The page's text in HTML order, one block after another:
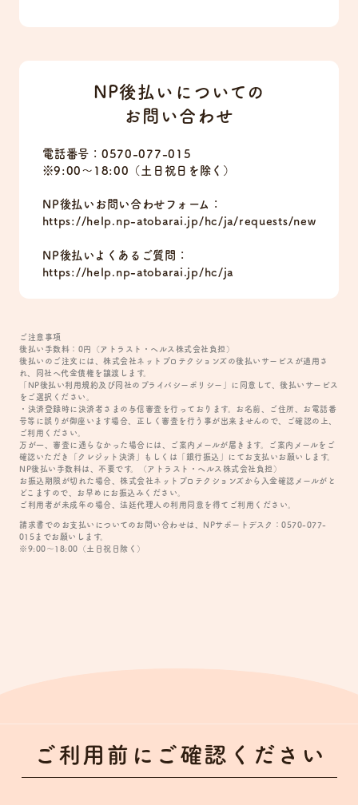
NP後払いについての
お問い合わせ
電話番号：0570-077-015
※9:00〜18:00（土日祝日を除く）
NP後払いお問い合わせフォーム：
https://help.np-atobarai.jp/hc/ja/requests/new
NP後払いよくあるご質問：
https://help.np-atobarai.jp/hc/ja
ご注意事項
後払い手数料：0円（アトラスト・ヘルス株式会社負担）
後払いのご注文には、株式会社ネットプロテクションズの後払いサービスが適用さ
れ、同社へ代金債権を譲渡します。
「NP後払い利用規約及び同社のプライバシーポリシー」に同意して、後払いサービス
をご選択ください。
・決済登録時に決済者さまの与信審査を行っております。お名前、ご住所、お電話番
号等に誤りが御座います場合、正しく審査を行う事が出来ませんので、ご確認の上、
ご利用ください。
万が一、審査に通らなかった場合には、ご案内メールが届きます。ご案内メールをご
確認いただき「クレジット決済」もしくは「銀行振込」にてお支払いお願いします。
NP後払い手数料は、不要です。（アトラスト・ヘルス株式会社負担）
お振込期限が切れた場合、株式会社ネットプロテクションズから入金確認メールがと
どこますので、お早めにお振込みください。
ご利用者が未成年の場合、法廷代理人の利用同意を得てご利用ください。
請求書でのお支払いについてのお問い合わせは、NPサポートデスク：0570-077-
015までお願いします。
※9:00〜18:00（土日祝日除く）
ご利用前にご確認ください